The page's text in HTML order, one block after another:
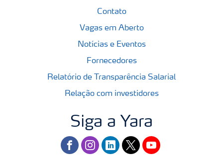
Contato
Vagas em Aberto
Notícias e Eventos
Fornecedores
Relatório de Transparência Salarial
Relação com investidores
Siga a Yara
facebookinstagram
linkedintwitteryoutube